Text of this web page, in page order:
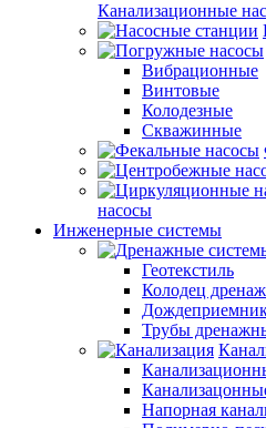
Канализационные
Вибрационные
Винтовые
Колодезные
Скважинные
насосы
Инженерные системы
Геотекстиль
Колодец
Трубы
Напорная